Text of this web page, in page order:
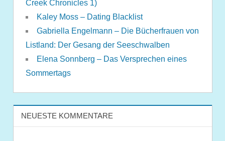
Creek Chronicles 1)
Kaley Moss – Dating Blacklist
Gabriella Engelmann – Die Bücherfrauen von
Listland: Der Gesang der Seeschwalben
Elena Sonnberg – Das Versprechen eines
Sommertags
NEUESTE KOMMENTARE